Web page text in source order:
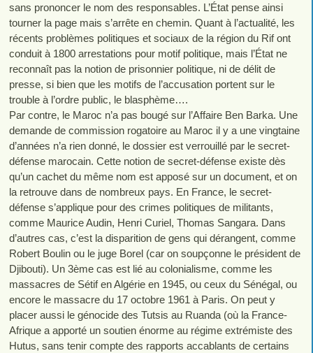
sans prononcer le nom des responsables. L’État pense ainsi
tourner la page mais s’arrête en chemin. Quant à l’actualité, les
récents problèmes politiques et sociaux de la région du Rif ont
conduit à 1800 arrestations pour motif politique, mais l’État ne
reconnaît pas la notion de prisonnier politique, ni de délit de
presse, si bien que les motifs de l’accusation portent sur le
trouble à l’ordre public, le blasphème….
Par contre, le Maroc n’a pas bougé sur l’Affaire Ben Barka. Une
demande de commission rogatoire au Maroc il y a une vingtaine
d’années n’a rien donné, le dossier est verrouillé par le secret-
défense marocain. Cette notion de secret-défense existe dès
qu’un cachet du même nom est apposé sur un document, et on
la retrouve dans de nombreux pays. En France, le secret-
défense s’applique pour des crimes politiques de militants,
comme Maurice Audin, Henri Curiel, Thomas Sangara. Dans
d’autres cas, c’est la disparition de gens qui dérangent, comme
Robert Boulin ou le juge Borel (car on soupçonne le président de
Djibouti). Un 3ème cas est lié au colonialisme, comme les
massacres de Sétif en Algérie en 1945, ou ceux du Sénégal, ou
encore le massacre du 17 octobre 1961 à Paris. On peut y
placer aussi le génocide des Tutsis au Ruanda (où la France-
Afrique a apporté un soutien énorme au régime extrémiste des
Hutus, sans tenir compte des rapports accablants de certains